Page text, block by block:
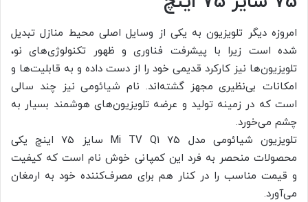
امروزه دیگر تلویزیون به یکی از وسایل اصلی محیط منازل تبدیل
شده است زیرا با پیشرفت فناوری و ظهور تکنولوژی‌های نو،
تلویزیون‌ها نیز کارکرد قدیمی خود را از دست داده‌ و به قابلیت‌ها و
امکانات بی‌نظیری مجهز گشته‌اند. نام شیائومی نیز چند سالی
است که در زمینه تولید و عرضه تلویزیون‌های هوشمند بسیار به
چشم می‌خورد.
تلویزیون شیائومی مدل Mi TV Q1 75 سایز 75 اینچ یکی
محصولات منحصر به فرد این کمپانی خوش نام است که کیفیت
و قیمت مناسب را در کنار هم برای مصرف‌کننده خود به ارمغان
می‌آورد.